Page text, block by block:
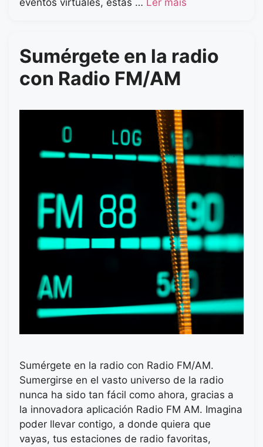
eventos virtuales, estas … Ler mais
Sumérgete en la radio
con Radio FM/AM
Sumérgete en la radio con Radio FM/AM.
Sumergirse en el vasto universo de la radio
nunca ha sido tan fácil como ahora, gracias a
la innovadora aplicación Radio FM AM. Imagina
poder llevar contigo, a donde quiera que
vayas, tus estaciones de radio favoritas,